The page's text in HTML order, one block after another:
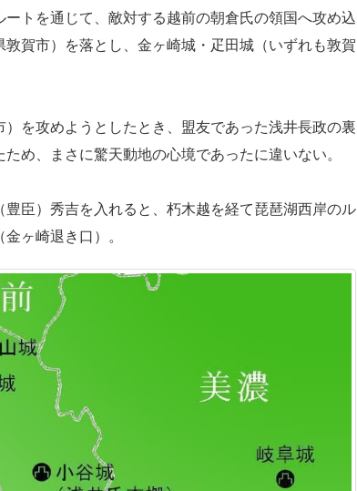
トを通じて、敵対する越前の朝倉氏の領国へ攻め込
賀市）を落とし、金ヶ崎城・疋田城（いずれも敦賀
を攻めようとしたとき、盟友であった浅井長政の裏
め、まさに驚天動地の心境であったに違いない。
臣）秀吉を入れると、朽木越を経て琵琶湖西岸のル
ヶ崎退き口）。